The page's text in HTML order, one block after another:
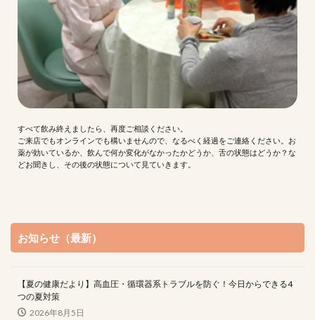
すべて飲み終えましたら、再度ご相談ください。
ご来店でもオンラインでも構いませんので、なるべく経過をご連絡ください。お
薬が効いているか、飲んで何か変化がなかったかどうか、舌の状態はどうか？な
どお聞きし、その後の状態について見ていきます。
お知らせ（最新）
【夏の健康だより】高血圧・循環器系トラブルを防ぐ！今日からできる4
つの夏対策
2026年8月5日